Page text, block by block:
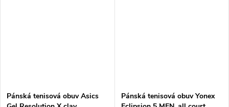
Pánská tenisová obuv Asics
Pánská tenisová obuv Yonex